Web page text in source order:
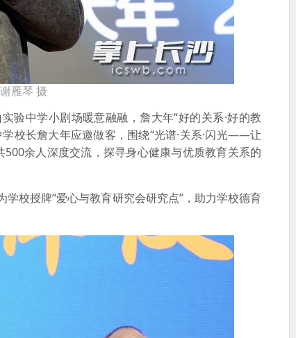
雁琴 摄
验中学小剧场暖意融融，詹大年“好的关系·好的教
校长詹大年应邀做客，围绕“光谱·关系·闪光——让
余人深度交流，探寻身心健康与优质教育关系的
校授牌“爱心与教育研究会研究点”，助力学校德育